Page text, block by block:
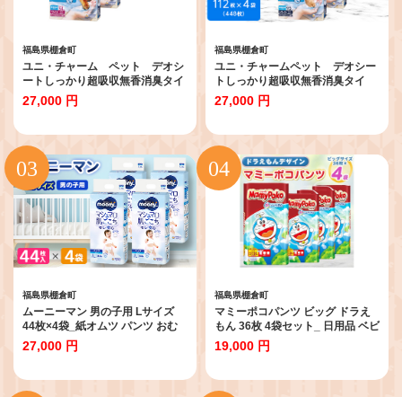
福島県棚倉町
ユニ・チャーム ペット デオシ
ートしっかり超吸収無香消臭タイ
プ ワイド54枚×4(216枚)_ ペッ
トシーツ 犬 ドッグ 日用品 消耗品
【1043196】
27,000 円
福島県棚倉町
ユニ・チャームペット デオシー
トしっかり超吸収無香消臭タイ
プ レギュラー112枚×4(448枚)_
ペットシーツ 犬 ドッグ 日用品 消
【1043195】
27,000 円
福島県棚倉町
ムーニーマン 男の子用 Lサイズ
44枚×4袋_紙オムツ パンツ おむ
つ トイレ オムツ 日用品 消耗品 福
島県 棚倉町 送料無料 ムーニーマ
ャーム【1043202】
27,000 円
福島県棚倉町
マミーポコパンツ ビッグ ドラえ
もん 36枚 4袋セット_ 日用品 ベビ
ー 赤ちゃん ユニ・チャーム おむ
つ 消耗品 日用品 オムツ トイレ用
【1256694】
19,000 円